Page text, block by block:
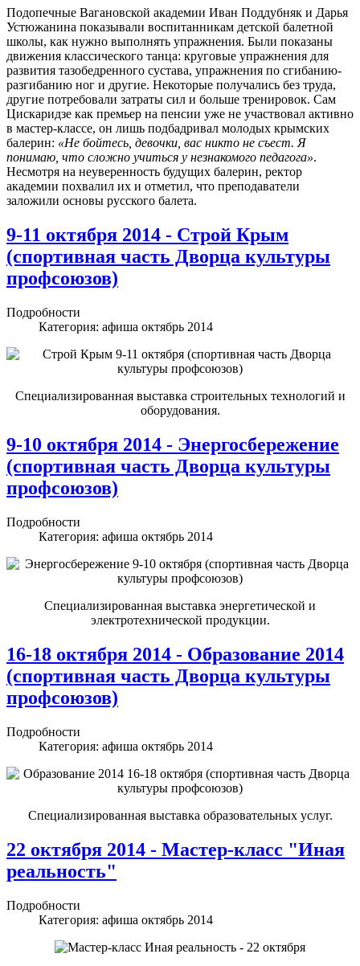
Подопечные Вагановской академии Иван Поддубняк и Дарья
Устюжанина показывали воспитанникам детской балетной
школы, как нужно выполнять упражнения. Были показаны
движения классического танца: круговые упражнения для
развития тазобедренного сустава, упражнения по сгибанию-
разгибанию ног и другие. Некоторые получались без труда,
другие потребовали затраты сил и больше тренировок. Сам
Цискаридзе как премьер на пенсии уже не участвовал активно
в мастер-классе, он лишь подбадривал молодых крымских
балерин: «Не бойтесь, девочки, вас никто не съест. Я
понимаю, что сложно учиться у незнакомого педагога».
Несмотря на неуверенность будущих балерин, ректор
академии похвалил их и отметил, что преподаватели
заложили основы русского балета.
9-11 октября 2014 - Строй Крым
(спортивная часть Дворца культуры
профсоюзов)
Подробности
Категория: афиша октябрь 2014
Специализированная выставка строительных технологий и
оборудования.
9-10 октября 2014 - Энергосбережение
(спортивная часть Дворца культуры
профсоюзов)
Подробности
Категория: афиша октябрь 2014
Специализированная выставка энергетической и
электротехнической продукции.
16-18 октября 2014 - Образование 2014
(спортивная часть Дворца культуры
профсоюзов)
Подробности
Категория: афиша октябрь 2014
Специализированная выставка образовательных услуг.
22 октября 2014 - Мастер-класс "Иная
реальность"
Подробности
Категория: афиша октябрь 2014